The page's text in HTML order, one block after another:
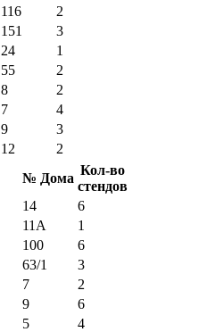
116
2
151
3
24
1
55
2
8
2
7
4
9
3
12
2
№ Дома
Кол-во
стендов
14
6
11А
1
100
6
63/1
3
7
2
9
6
5
4